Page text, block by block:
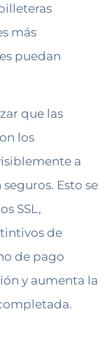
más
puedan
que las
los
a
Esto se
SSL,
de
de pago
y aumenta la